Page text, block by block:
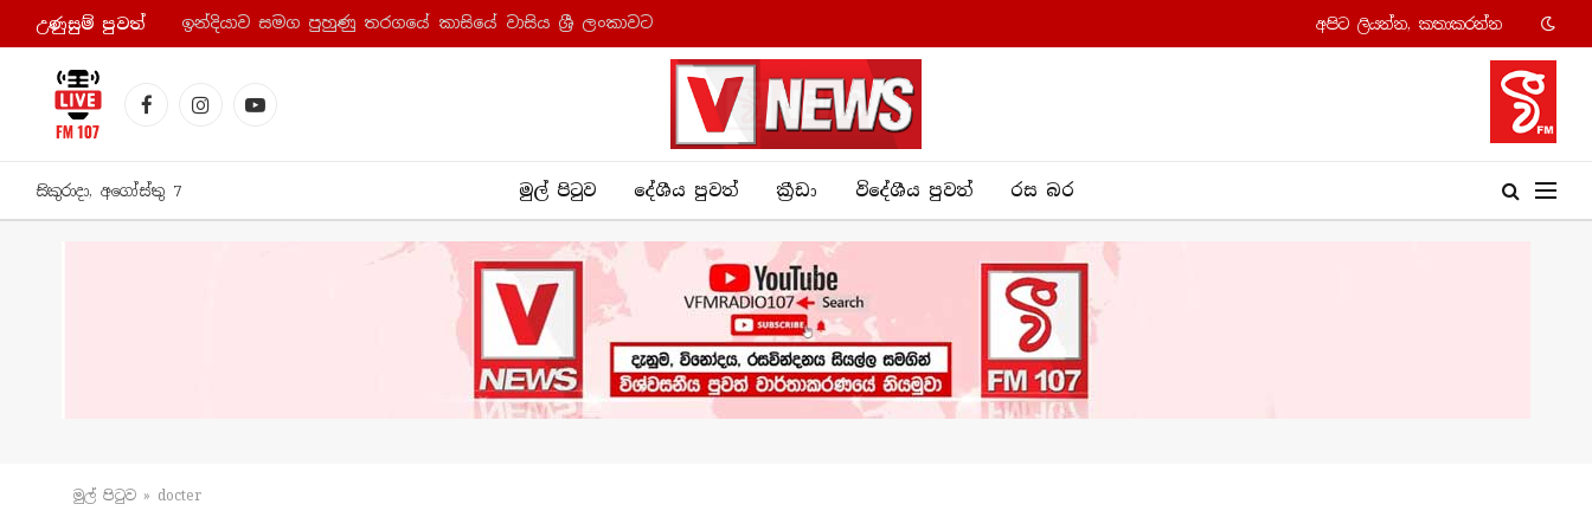
උණුසුම් පුව​ත් ඉන්දියාව සමග පුහුණු තරගයේ කාසියේ වාසිය ශ්‍රී ලංකාවට අපි​ට ලියන්න, කතාකරන්​න
FacebookInstagramYouTube
සිකුරාදා, අගෝස්තු 7 මුල් පිටුව දේශීය පුව​ත් ක්‍රී​ඩා විදේශීය පුවත් රස බ​ර
මුල් පිටු​ව » docter